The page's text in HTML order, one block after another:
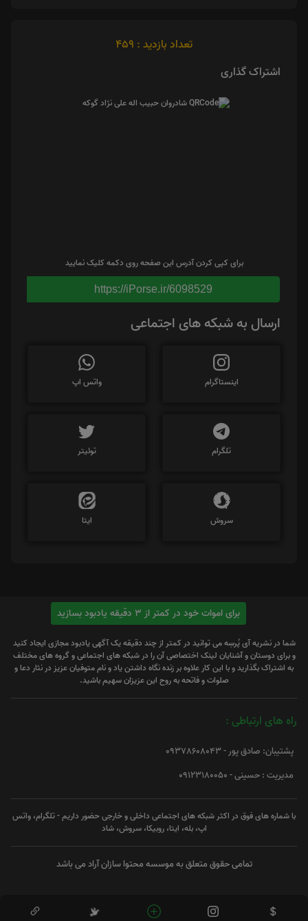
تعداد بازدید : 459
اشتراک گذاری
برای کپی کردن آدرس این صفحه روی دکمه کلیک نمایید
https://iPorse.ir/6098529
ارسال به شبکه های اجتماعی
اینستاگرام واتس اپ
تلگرام توئیتر
سروش ایتا
برای اموات خود در کمتر از 3 دقیقه یادبود بسازید
شما در نشریه آی پُرسِه می توانید در کمتر از چند دقیقه یک آگهی یادبود مجازی ایجاد کنید
و برای دوستان و آشنایان لینک اختصاصی آن را در شبکه های اجتماعی و گروه های مختلف
به اشتراک بگذارید و با این کار علاوه بر زنده نگاه داشتن یاد و نام متوفیان عزیز در نثار دعا و
صلوات و فاتحه به روح این عزیزان سهیم باشید.
راه های ارتباطی :
پشتیبان: صادق پور - 09378608043
مدیریت : حسینی - 09123180050
با شماره های فوق در اکثر شبکه های اجتماعی داخلی و خارجی حضور داریم - تلگرام، واتس
اپ، بله، ایتا، روبیکا، سروش، شاد
تمامی حقوق متعلق به موسسه محتوا سازان آراد می باشد